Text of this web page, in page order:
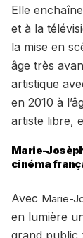
Elle
et à la
la mise en
âge très
artistique
en 2010 à
artiste libre,
Marie-
cinéma
Avec Marie-
en lumière